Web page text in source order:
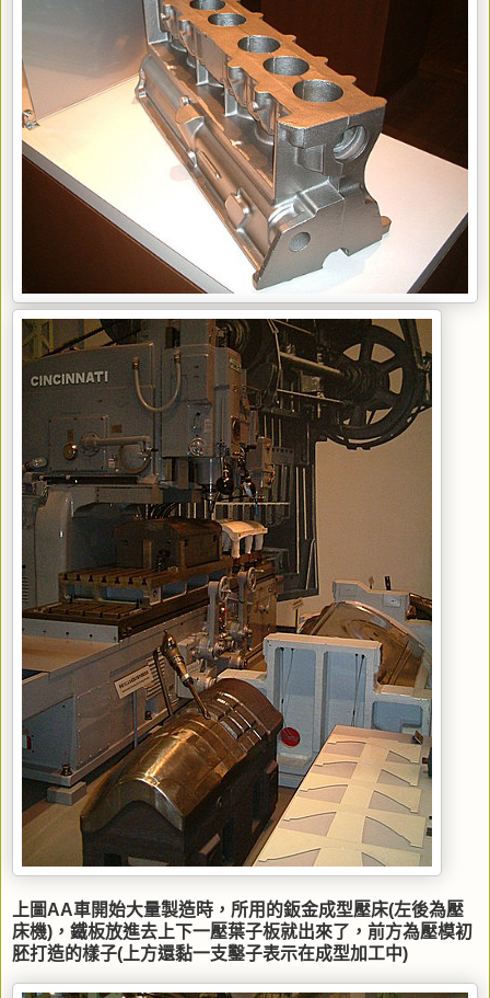
上圖AA車開始大量製造時，所用的鈑金成型壓床(左後為壓
床機)，鐵板放進去上下一壓葉子板就出來了，前方為壓模初
胚打造的樣子(上方還黏一支鑿子表示在成型加工中)